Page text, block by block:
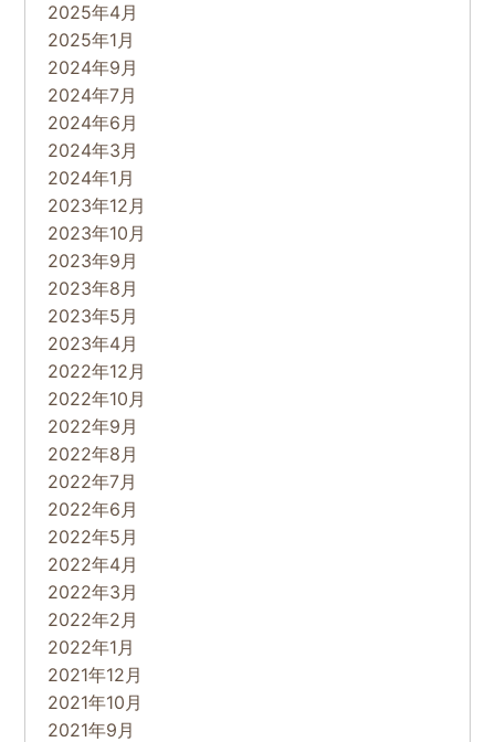
2025年4月
2025年1月
2024年9月
2024年7月
2024年6月
2024年3月
2024年1月
2023年12月
2023年10月
2023年9月
2023年8月
2023年5月
2023年4月
2022年12月
2022年10月
2022年9月
2022年8月
2022年7月
2022年6月
2022年5月
2022年4月
2022年3月
2022年2月
2022年1月
2021年12月
2021年10月
2021年9月